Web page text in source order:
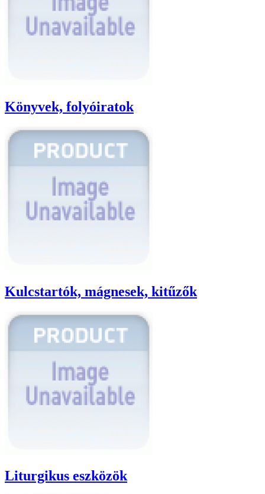
Könyvek, folyóiratok
Kulcstartók, mágnesek, kitűzők
Liturgikus eszközök